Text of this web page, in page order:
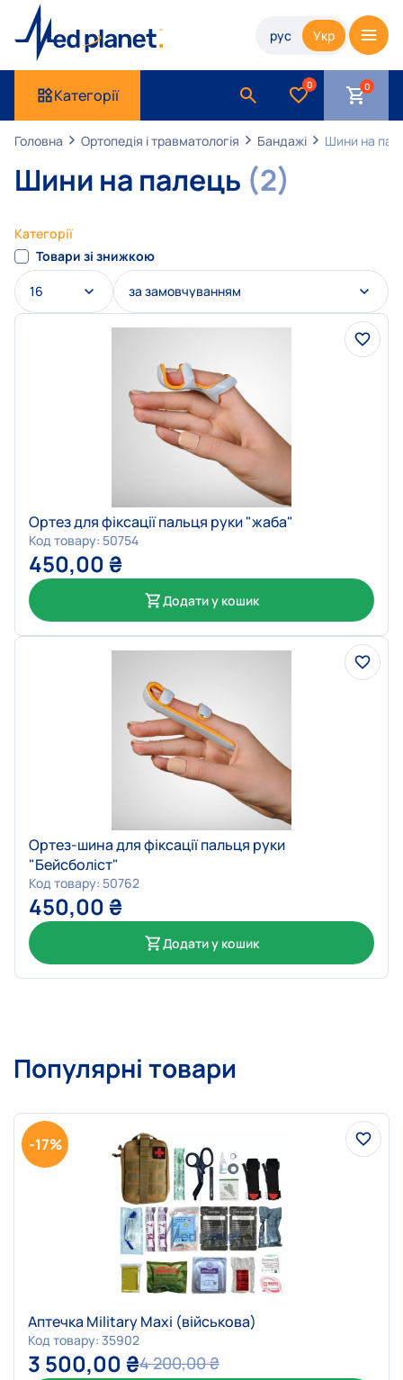
рус Укр
Категорії
0
Головна Ортопедія і травматологія Бандажі Шини на
Шини на палець (2)
Категорії
Товари зі знижкою
16 за замовчуванням
Ортез для фіксації пальця руки "жаба"
Код товару: 50754
450,00 ₴
Додати у кошик
Ортез-шина для фіксації пальця руки
"Бейсболіст"
Код товару: 50762
450,00 ₴
Додати у кошик
Популярні товари
-17%
Аптечка Military Maxi (військова)
Код товару: 35902
4 200,00₴
3 500,00 ₴